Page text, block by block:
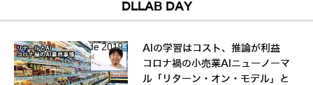
DLLAB DAY
AIの学習はコスト、推論が利益
コロナ禍の小売業AIニューノーマ
ル「リターン・オン・モデル」と